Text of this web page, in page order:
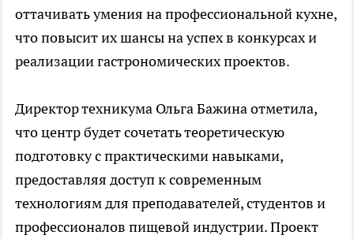
оттачивать умения на профессиональной кухне,
что повысит их шансы на успех в конкурсах и
реализации гастрономических проектов.
Директор техникума Ольга Бажина отметила,
что центр будет сочетать теоретическую
подготовку с практическими навыками,
предоставляя доступ к современным
технологиям для преподавателей, студентов и
профессионалов пищевой индустрии. Проект